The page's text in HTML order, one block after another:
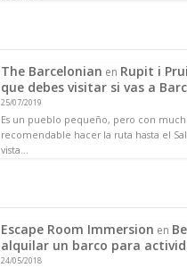
The Barcelonian en Rupit i
que debes visitar si vas a
25/07/2019
Es un pueblo pequeño, pero con
recomendable hacer la ruta hasta el
vista…
Escape Room Immersion en
alquilar un barco para
24/05/2018